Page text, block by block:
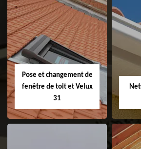
Couvreur 31
Pose et changement de
fenêtre de toit et Velux
31